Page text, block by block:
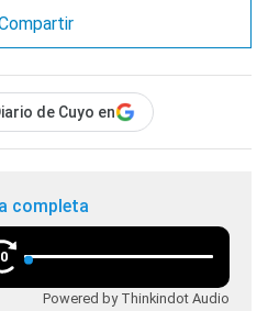
de Cuyo en
completa
Powered by Thinkindot Audio